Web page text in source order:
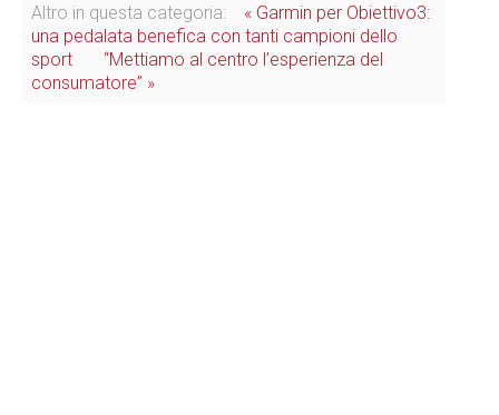
Altro in questa categoria:
« Garmin per Obiettivo3:
una pedalata benefica con tanti campioni dello
sport
“Mettiamo al centro l’esperienza del
consumatore” »